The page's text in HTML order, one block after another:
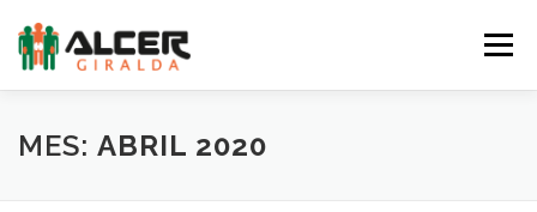
contenido
Menú
LA ASOCIACIÓN LA ERC
MES: ABRIL 2020